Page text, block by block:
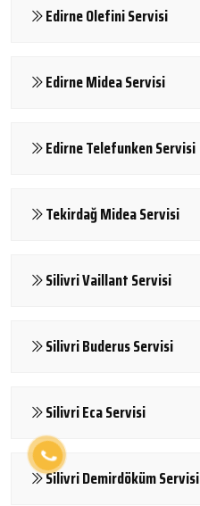
Edirne Olefini Servisi
Edirne Midea Servisi
Edirne Telefunken Servisi
Tekirdağ Midea Servisi
Silivri Vaillant Servisi
Silivri Buderus Servisi
Silivri Eca Servisi
Silivri Demirdöküm Servisi